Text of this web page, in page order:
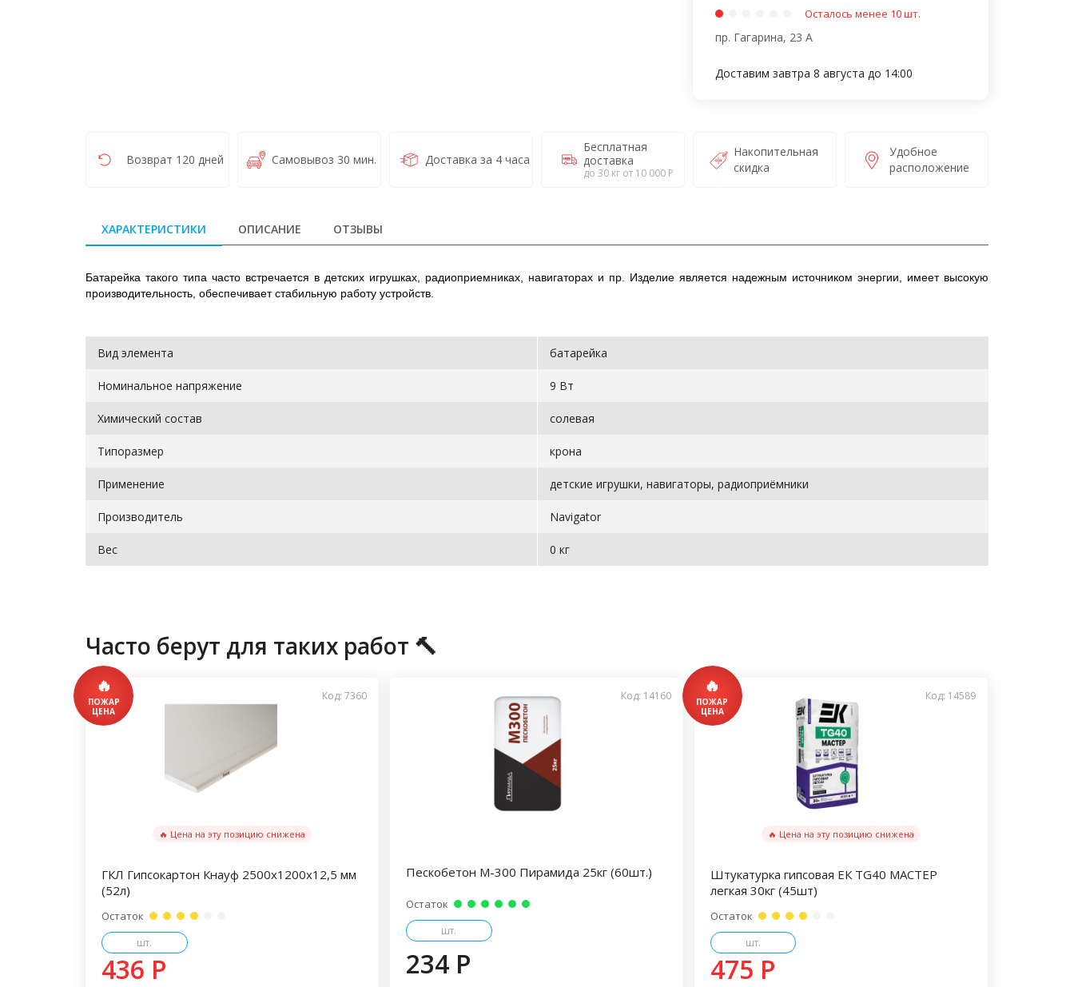
Осталось менее 10 шт.
пр. Гагарина, 23 А
Доставим завтра 8 августа до 14:00
Возврат 120 дней Самовывоз 30 мин. Доставка за 4 часа
Бесплатная
доставка
до 30 кг от 10 000 Р
Накопительная
скидка
Удобное
расположение
ХАРАКТЕРИСТИКИ ОПИСАНИЕ ОТЗЫВЫ
Батарейка такого типа часто встречается в детских игрушках, радиоприемниках, навигаторах и пр. Изделие является надежным источником энергии, имеет высокую
производительность, обеспечивает стабильную работу устройств.
Вид элемента батарейка
Номинальное напряжение 9 Вт
Химический состав солевая
Типоразмер крона
Применение детские игрушки, навигаторы, радиоприёмники
Производитель Navigator
Вес 0 кг
Часто берут для таких работ 🔨
Код: 7360
🔥 Цена на эту позицию снижена
ГКЛ Гипсокартон Кнауф 2500х1200х12,5 мм
(52л)
Остаток
шт.
436 P
Код: 14160
Пескобетон М-300 Пирамида 25кг (60шт.)
Остаток
шт.
234 P
Код: 14589
🔥 Цена на эту позицию снижена
Штукатурка гипсовая ЕК TG40 МАСТЕР
легкая 30кг (45шт)
Остаток
шт.
475 P